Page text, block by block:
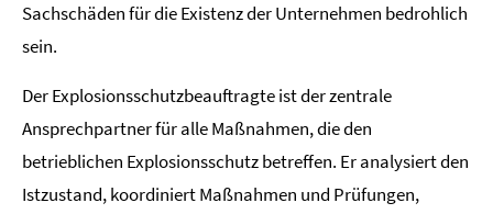
Sachschäden für die Existenz der Unternehmen bedrohlich
sein.
Der Explosionsschutzbeauftragte ist der zentrale
Ansprechpartner für alle Maßnahmen, die den
betrieblichen Explosionsschutz betreffen. Er analysiert den
Istzustand, koordiniert Maßnahmen und Prüfungen,